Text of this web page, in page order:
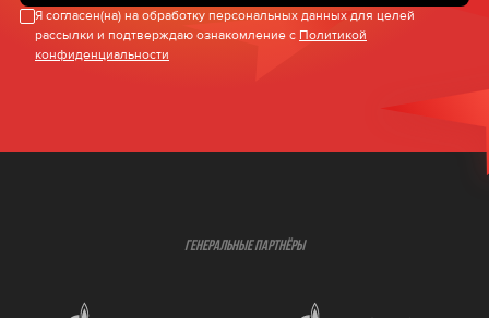
Я согласен(на) на обработку персональных данных для целей
рассылки и подтверждаю ознакомление с Политикой
конфиденциальности
ГЕНЕРАЛЬНЫЕ ПАРТНЁРЫ